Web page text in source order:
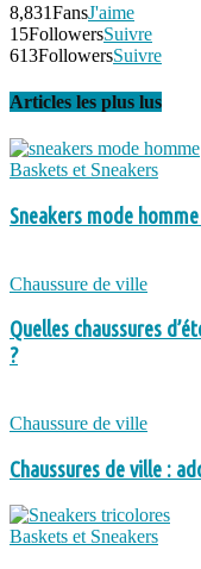
8,831FansJ'aime
15FollowersSuivre
613FollowersSuivre
Articles les plus lus
Baskets et Sneakers
Sneakers mode
Chaussure de ville
Quelles chaussures
?
Chaussure de ville
Chaussures de ville :
Baskets et Sneakers